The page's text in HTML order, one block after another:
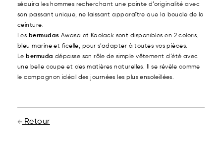
séduira les hommes recherchant une pointe d’originalité avec
son passant unique, ne laissant apparaître que la boucle de la
ceinture.
Les bermudas Awasa et Kaolack sont disponibles en 2 coloris,
bleu marine et ficelle, pour s’adapter à toutes vos pièces.
Le bermuda dépasse son rôle de simple vêtement d’été avec
une belle coupe et des matières naturelles. Il se révèle comme
le compagnon idéal des journées les plus ensoleillées.
Retour